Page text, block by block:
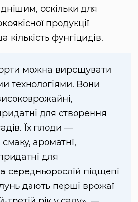
оскільки для
продукції
фунгіцидів.
можна вирощувати
технологіями. Вони
для створення
Їх плоди —
ароматні,
для
середньорослій підщепі
дають перші врожаї